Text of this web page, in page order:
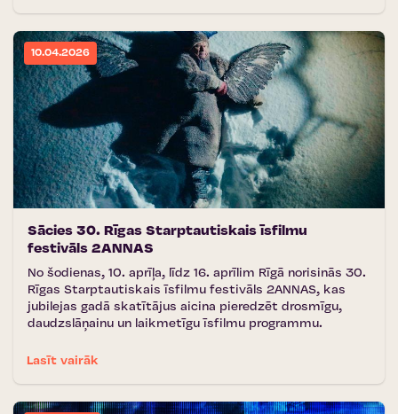
10.04.2026
Sācies 30. Rīgas Starptautiskais īsfilmu
festivāls 2ANNAS
No šodienas, 10. aprīļa, līdz 16. aprīlim Rīgā norisinās 30.
Rīgas Starptautiskais īsfilmu festivāls 2ANNAS, kas
jubilejas gadā skatītājus aicina pieredzēt drosmīgu,
daudzslāņainu un laikmetīgu īsfilmu programmu.
Lasīt vairāk